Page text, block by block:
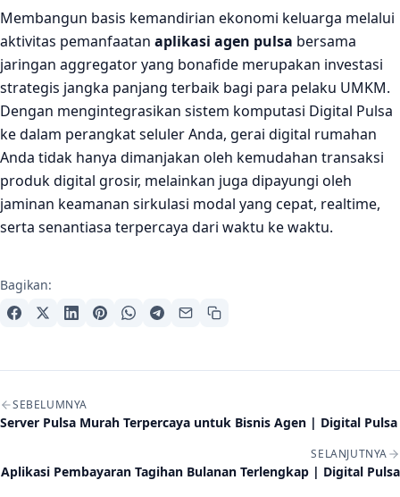
Membangun basis kemandirian ekonomi keluarga melalui
aktivitas pemanfaatan aplikasi agen pulsa bersama
jaringan aggregator yang bonafide merupakan investasi
strategis jangka panjang terbaik bagi para pelaku UMKM.
Dengan mengintegrasikan sistem komputasi Digital Pulsa
ke dalam perangkat seluler Anda, gerai digital rumahan
Anda tidak hanya dimanjakan oleh kemudahan transaksi
produk digital grosir, melainkan juga dipayungi oleh
jaminan keamanan sirkulasi modal yang cepat, realtime,
serta senantiasa terpercaya dari waktu ke waktu.
Bagikan:
Navigasi artikel
SEBELUMNYA
Server Pulsa Murah Terpercaya untuk Bisnis Agen | Digital Pulsa
SELANJUTNYA
Aplikasi Pembayaran Tagihan Bulanan Terlengkap | Digital Pulsa